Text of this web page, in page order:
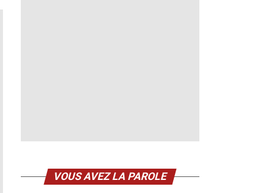
VOUS AVEZ LA PAROLE